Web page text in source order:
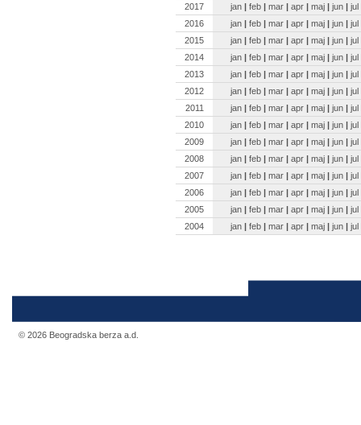
2017
jan | feb | mar | apr | maj | jun | jul
2016
jan | feb | mar | apr | maj | jun | jul
2015
jan | feb | mar | apr | maj | jun | jul
2014
jan | feb | mar | apr | maj | jun | jul
2013
jan | feb | mar | apr | maj | jun | jul
2012
jan | feb | mar | apr | maj | jun | jul
2011
jan | feb | mar | apr | maj | jun | jul
2010
jan | feb | mar | apr | maj | jun | jul
2009
jan | feb | mar | apr | maj | jun | jul
2008
jan | feb | mar | apr | maj | jun | jul
2007
jan | feb | mar | apr | maj | jun | jul
2006
jan | feb | mar | apr | maj | jun | jul
2005
jan | feb | mar | apr | maj | jun | jul
2004
jan | feb | mar | apr | maj | jun | jul
© 2026 Beogradska berza a.d.